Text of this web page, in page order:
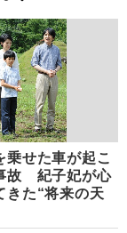
乗せた車が起こ
故 紀子妃が心
きた“将来の天